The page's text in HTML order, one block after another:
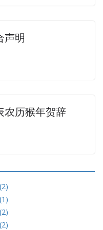
声明
农历猴年贺辞